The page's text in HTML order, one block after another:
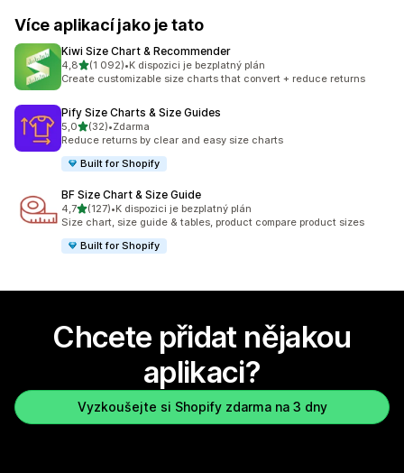
Více aplikací jako je tato
Kiwi Size Chart & Recommender
4,8z 5 hvězd
(1 092)
Celkový počet recenzí: 1092
•K dispozici je bezplatný plán
Create customizable size charts that convert + reduce returns
Pify Size Charts & Size Guides
5,0z 5 hvězd
(32)
Celkový počet recenzí: 32
•Zdarma
Reduce returns by clear and easy size charts
Built for Shopify
BF Size Chart & Size Guide
4,7z 5 hvězd
(127)
Celkový počet recenzí: 127
•K dispozici je bezplatný plán
Size chart, size guide & tables, product compare product sizes
Built for Shopify
Chcete přidat nějakou
aplikaci?
Vyzkoušejte si Shopify zdarma na 3 dny